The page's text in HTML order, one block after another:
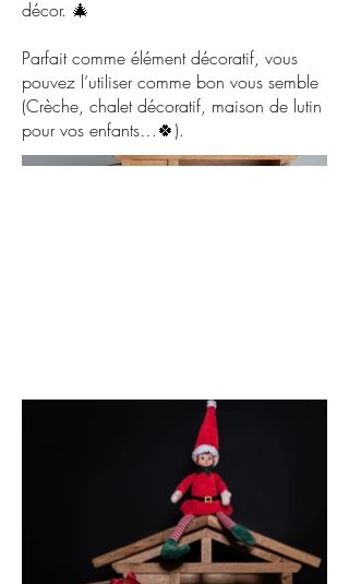
décor. 🎄
Parfait comme élément décoratif, vous
pouvez l’utiliser comme bon vous semble
(Crèche, chalet décoratif, maison de lutin
pour vos enfants…🍀).